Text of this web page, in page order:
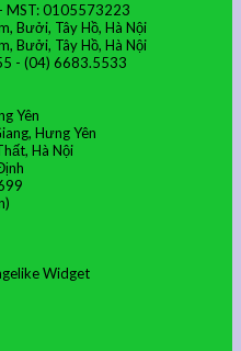
MST: 0105573223
Bưởi, Tây Hồ, Hà Nội
Bưởi, Tây Hồ, Hà Nội
- (04) 6683.5533
Yên
Hưng Yên
Hà Nội